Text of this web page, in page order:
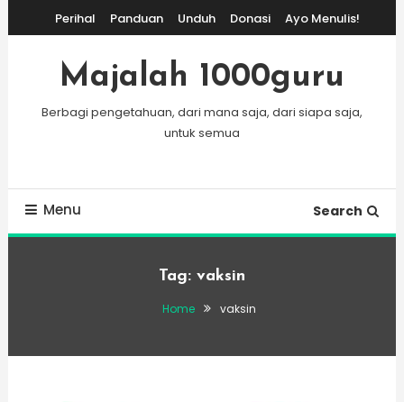
To
Content
Perihal Panduan Unduh Donasi Ayo Menulis!
Majalah 1000guru
Berbagi pengetahuan, dari mana saja, dari siapa saja,
untuk semua
Menu Search
Tag: vaksin
Home vaksin